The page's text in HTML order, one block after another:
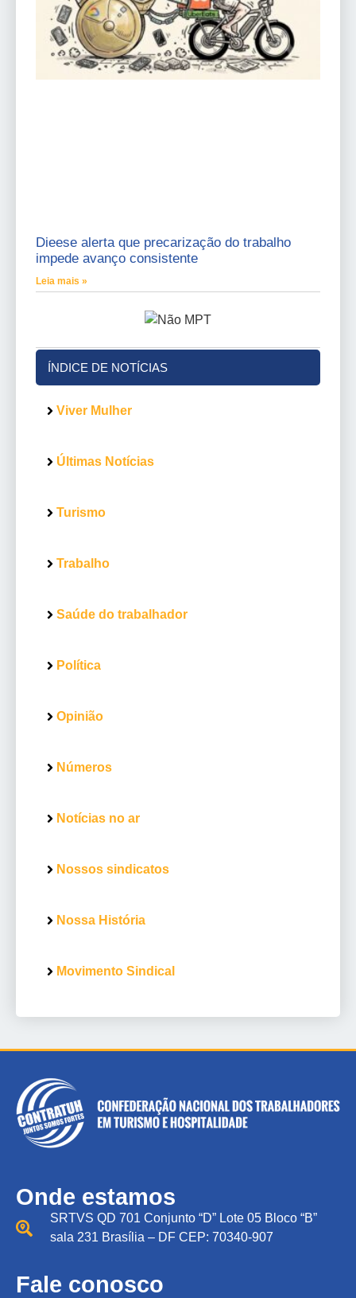
Dieese alerta que precarização do trabalho
impede avanço consistente
Leia mais »
ÍNDICE DE NOTÍCIAS
Viver Mulher
Últimas Notícias
Turismo
Trabalho
Saúde do trabalhador
Política
Opinião
Números
Notícias no ar
Nossos sindicatos
Nossa História
Movimento Sindical
Onde estamos
SRTVS QD 701 Conjunto “D” Lote 05 Bloco “B”
sala 231 Brasília – DF CEP: 70340-907
Fale conosco